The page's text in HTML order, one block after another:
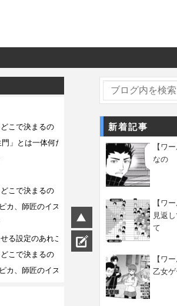
新着記事
【ワ
なの
【ワ
見返
て
【ワ
乙女